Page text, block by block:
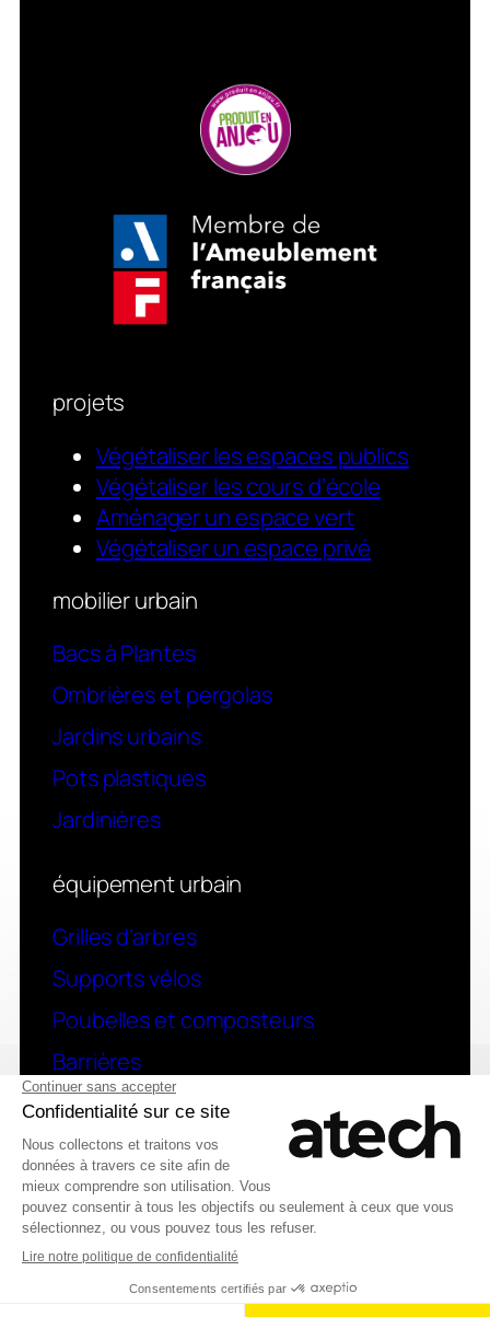
projets
Végétaliser les espaces publics
Végétaliser les cours d’école
Aménager un espace vert
Végétaliser un espace privé
mobilier urbain
Bacs à Plantes
Ombrières et pergolas
Jardins urbains
Pots plastiques
Jardinières
équipement urbain
Grilles d’arbres
Supports vélos
Poubelles et composteurs
Barrières
contact
Une question ? contactez-nous
© 2026 Atech SAS
English (UK)